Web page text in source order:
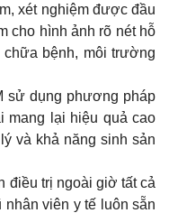
xét nghiệm được đầu
cho hình ảnh rõ nét hỗ
bệnh, môi trường
sử dụng phương pháp
mang lại hiệu quả cao
và khả năng sinh sản
điều trị ngoài giờ tất cả
viên y tế luôn sẵn